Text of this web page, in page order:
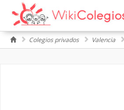
Colegios privados Valencia